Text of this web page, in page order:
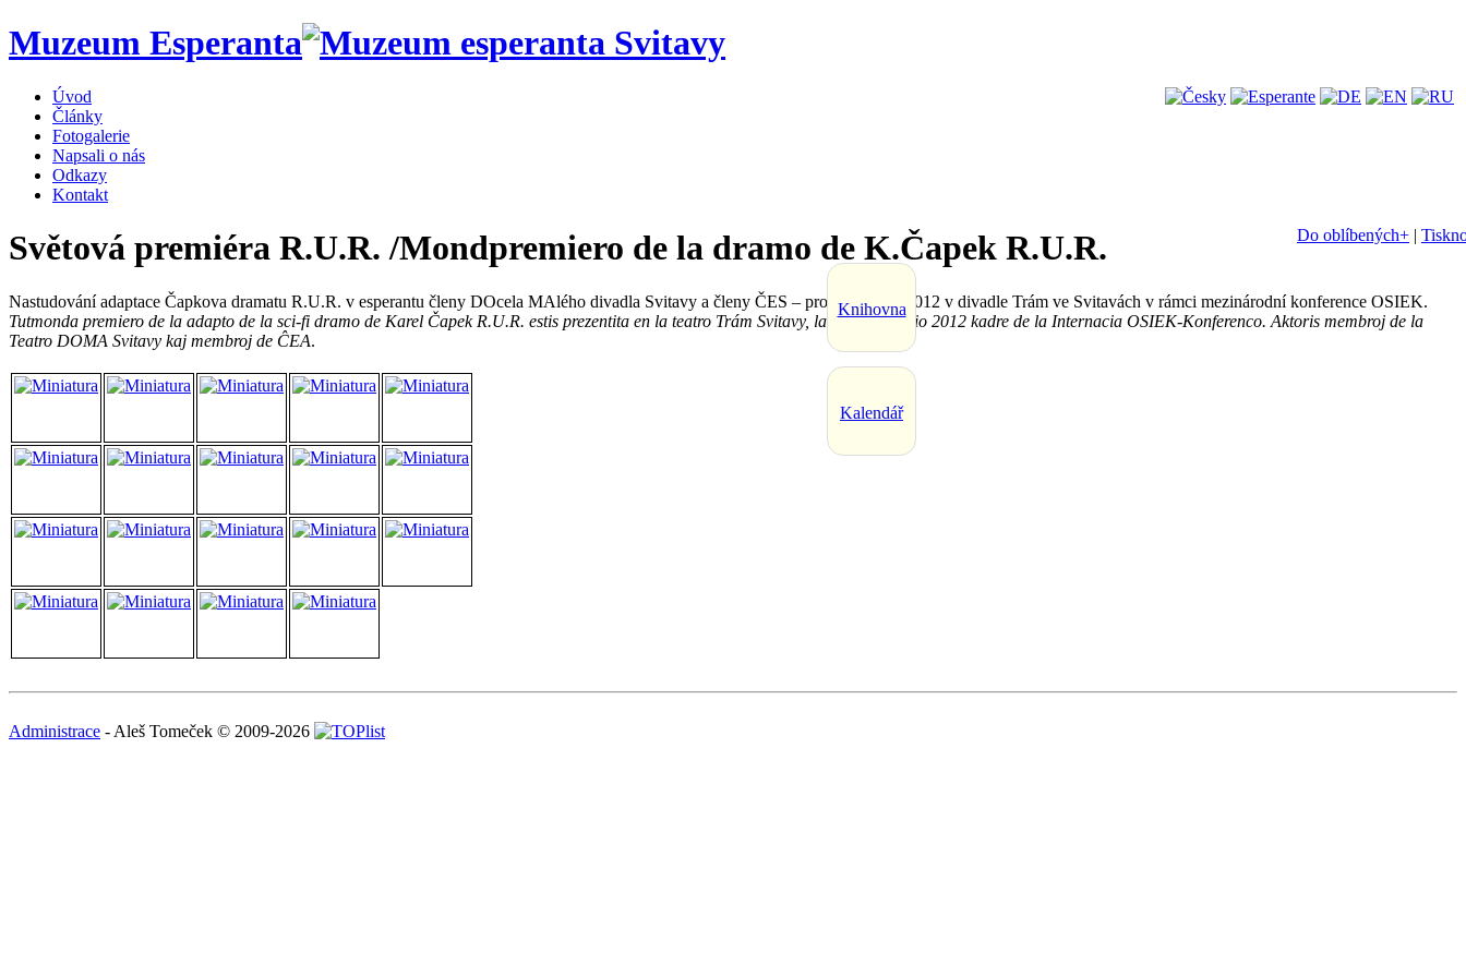
Knihovna
Kalendář
Muzeum Esperanta
Úvod
Články
Fotogalerie
Napsali o nás
Odkazy
Kontakt
Do oblíbených+ |
Světová premiéra R.U.R. /Mondpremiero de la dramo de K.Čapek R.U.R.
Nastudování adaptace Čapkova dramatu R.U.R. v esperantu členy DOcela MAlého divadla Svitavy a členy ČES – proběhlo 19.7.2012 v divadle Trám ve Svitavách v rámci mezinárodní konference OSIEK.
Tutmonda premiero de la adapto de la sci-fi dramo de Karel Čapek R.U.R. estis prezentita en la teatro Trám Svitavy, la 19-an de julio 2012 kadre de la Internacia OSIEK-Konferenco. Aktoris membroj de la
Teatro DOMA Svitavy kaj membroj de ĈEA.
Administrace - Aleš Tomeček © 2009-2026